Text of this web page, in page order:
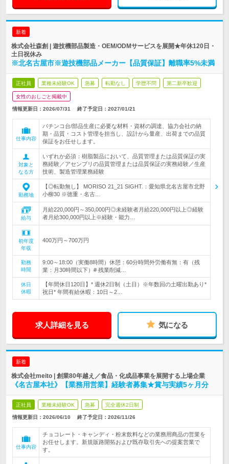
新着
株式会社森創 | 遊技機部品製造・OEM/ODMサービスを展開★年休120日・
土日祝休み
※北名古屋市※遊技機部品メーカー【品質保証】離職率5%未満
正社員 業種未経験OK 急募 転勤なし 学歴不問 第二新卒歓迎
女性のおしごと掲載中
情報更新日：2026/07/31 終了予定日： 2027/01/21
仕事内容
パチンコ台/部品生産に必要な材料・資材の調達、協力会社の納
期・品質・コスト管理を担当し、設計から量産、出荷までの品質
保証をお任せします。
対象と
なる方
いずれか必須：樹脂製品において、品質管理または品質保証の実
務経験／アセンブリの品質管理または品質保証の実務経験／生産
技術、製造管理業務経験
勤務地
【◎転勤無し】 MORISO 21_21 SIGHT.：愛知県北名古屋市北野
小柳30 ※徳重・名古…
給与
月給220,000円～350,000円◎未経験者月給220,000円以上◎経験
者月給300,000円以上※経験・能力…
初年度
年収
400万円～700万円
勤務
時間
9:00～18:00（実働8時間）休憩：60分時間外労働有無：有（残
業：月30時間以下）# 残業削減…
休日
休暇
【年間休日120日】* 週休2日制（土日）※年数回の土曜出勤あり*
祝日* 年間有給休暇：10日～2…
求人詳細を見る 気になる
新着
株式会社meito | 創業80年越え／食品・化成品事業を展開する上場企業
《名古屋本社》【業務用営業】経験者募集★賞与実績5ヶ月分
正社員 業種未経験OK 急募 完全週休2日制
情報更新日：2026/06/10 終了予定日： 2026/11/26
仕事内容
チョコレート・キャンディ・粉末飲料などの業務用商品の営業を
お任せします。新規販路開拓および既存取引先への提案営業で
す。